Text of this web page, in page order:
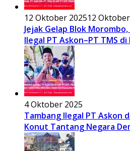
12 Oktober 202512
Jejak Gelap Blok
Ilegal PT Askon–PT TMS di
4 Oktober 2025
Tambang Ilegal PT Askon
Konut Tantang Negara